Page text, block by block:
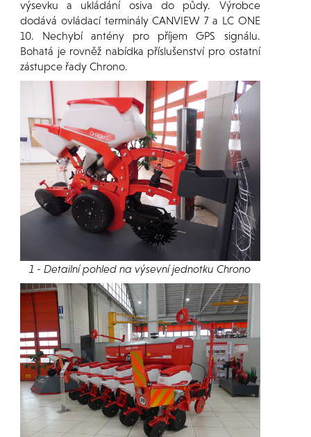
výsevku a ukládání osiva do půdy. Výrobce
dodává ovládací terminály CANVIEW 7 a LC ONE
10. Nechybí antény pro příjem GPS signálu.
Bohatá je rovněž nabídka příslušenství pro ostatní
zástupce řady Chrono.
1 - Detailní pohled na výsevní jednotku Chrono